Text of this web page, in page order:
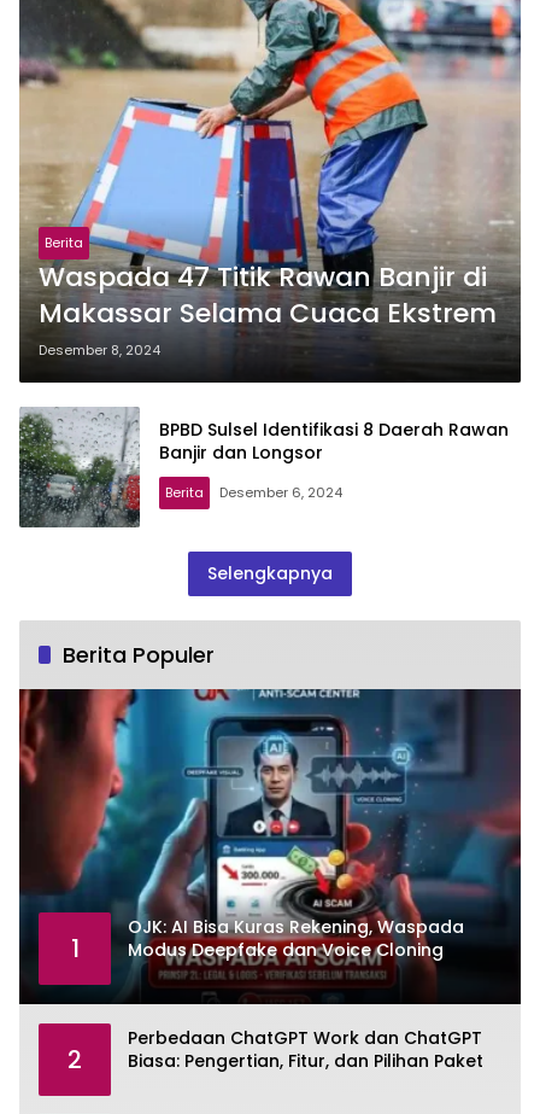
Berita
Waspada 47 Titik Rawan Banjir di
Makassar Selama Cuaca Ekstrem
Desember 8, 2024
BPBD Sulsel Identifikasi 8 Daerah Rawan
Banjir dan Longsor
Berita Desember 6, 2024
Selengkapnya
Berita Populer
1
OJK: AI Bisa Kuras Rekening, Waspada
Modus Deepfake dan Voice Cloning
2
Perbedaan ChatGPT Work dan ChatGPT
Biasa: Pengertian, Fitur, dan Pilihan Paket